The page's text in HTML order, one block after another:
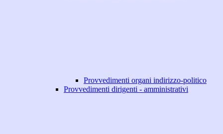
Provvedimenti organi indirizzo-politico
Provvedimenti dirigenti - amministrativi